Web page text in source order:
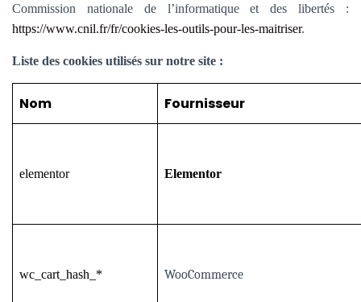
Commission nationale de l’informatique et des libertés :
https://www.cnil.fr/fr/cookies-les-outils-pour-les-maitriser.
Liste des cookies utilisés sur notre site :
Nom Fournisseur
elementor Elementor
wc_cart_hash_* WooCommerce